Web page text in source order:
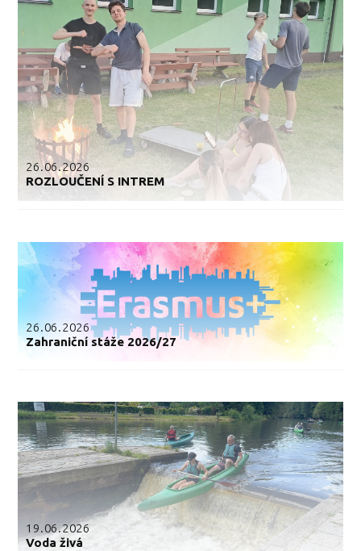
26.06.2026
ROZLOUČENÍ S INTREM
26.06.2026
Zahraniční stáže 2026/27
19.06.2026
Voda živá